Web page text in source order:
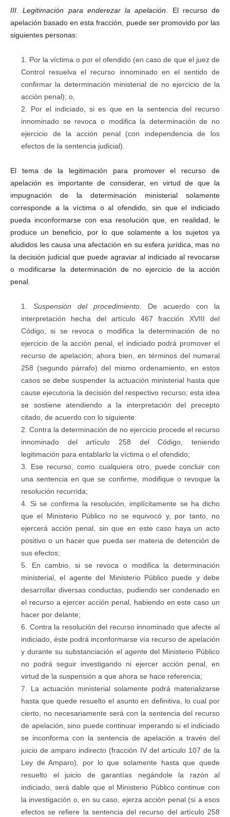
III. Legitimación para enderezar la apelación . El recurso de
apelación basado en esta fracción, puede ser promovido por las
siguientes personas:
Por la víctima o por el ofendido (en caso de que el juez de
Control resuelva el recurso innominado en el sentido de
confirmar la determinación ministerial de no ejercicio de la
acción penal); o,
Por el indiciado, si es que en la sentencia del recurso
innominado se revoca o modifica la determinación de no
ejercicio de la acción penal (con independencia de los
efectos de la sentencia judicial).
El tema de la legitimación para promover el recurso de
apelación es importante de considerar, en virtud de que la
impugnación de la determinación ministerial solamente
corresponde a la víctima o al ofendido, sin que el indiciado
pueda inconformarse con esa resolución que, en realidad, le
produce un beneficio, por lo que solamente a los sujetos ya
aludidos les causa una afectación en su esfera jurídica, mas no
la decisión judicial que puede agraviar al indiciado al revocarse
o modificarse la determinación de no ejercicio de la acción
penal.
Suspensión del procedimiento . De acuerdo con la
interpretación hecha del artículo 467 fracción XVIII del
Código, si se revoca o modifica la determinación de no
ejercicio de la acción penal, el indiciado podrá promover el
recurso de apelación; ahora bien, en términos del numeral
258 (segundo párrafo) del mismo ordenamiento, en estos
casos se debe suspender la actuación ministerial hasta que
cause ejecutoria la decisión del respectivo recurso; esta idea
se sostiene atendiendo a la interpretación del precepto
citado, de acuerdo con lo siguiente:
Contra la determinación de no ejercicio procede el recurso
innominado del artículo 258 del Código, teniendo
legitimación para entablarlo la víctima o el ofendido;
Ese recurso, como cualquiera otro, puede concluir con
una sentencia en que se confirme, modifique o revoque la
resolución recurrida;
Si se confirma la resolución, implícitamente se ha dicho
que el Ministerio Público no se equivocó y, por tanto, no
ejercerá acción penal, sin que en este caso haya un acto
positivo o un hacer que pueda ser materia de detención de
sus efectos;
En cambio, si se revoca o modifica la determinación
ministerial, el agente del Ministerio Público puede y debe
desarrollar diversas conductas, pudiendo ser condenado en
el recurso a ejercer acción penal, habiendo en este caso un
hacer por delante;
Contra la resolución del recurso innominado que afecte al
indiciado, éste podrá inconformarse vía recurso de apelación
y durante su substanciación el agente del Ministerio Público
no podrá seguir investigando ni ejercer acción penal, en
virtud de la suspensión a que ahora se hace referencia;
La actuación ministerial solamente podrá materializarse
hasta que quede resuelto el asunto en definitiva, lo cual por
cierto, no necesariamente será con la sentencia del recurso
de apelación, sino puede continuar imperando si el indiciado
se inconforma con la sentencia de apelación a través del
juicio de amparo indirecto (fracción IV del artículo 107 de la
Ley de Amparo), por lo que solamente hasta que quede
resuelto el juicio de garantías negándole la razón al
indiciado, será dable que el Ministerio Público continue con
la investigación o, en su caso, ejerza acción penal (si a esos
efectos se refiere la sentencia del recurso del artículo 258